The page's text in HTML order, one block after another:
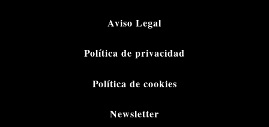
Aviso Legal
Política de privacidad
Política de cookies
Newsletter